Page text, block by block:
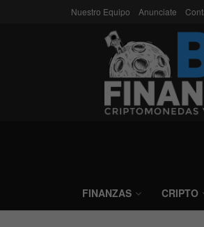
Nuestro Equipo Anunciate
FINANZAS CRIPTO